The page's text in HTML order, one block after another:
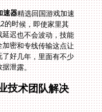
速器精选回国游戏加速
专线，独享100M带宽。我玩激战2的时候，即使家里其
他人在看国内的电视剧，我的游戏延迟也不会波动，技能
释放几乎是即时的。而且数据安全加密和专线传输这点让
我很放心，毕竟永恒之塔的账号玩了好几年，里面有不少
据泄露。
术团队解决